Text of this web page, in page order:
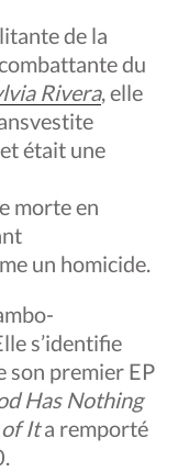
de la
du
Rivera, elle
était une
morte en
un homicide.
s’identifie
son premier EP
Has Nothing
Ita remporté